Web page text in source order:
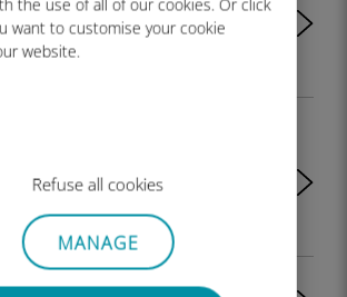
the use of all of our cookies. Or click
want to customise your cookie
website.
Refuse all cookies
MANAGE
ク解除またはロッ
ますか?
で物理SIMカード
同時に利用するこ
ですか？